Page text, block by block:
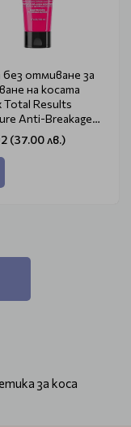
без отмиване за
на косата
Total Results
Anti-Breakage
In 150ml
(37.00 лв.)
за коса